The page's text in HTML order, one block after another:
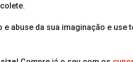
abuse da sua imaginação e use